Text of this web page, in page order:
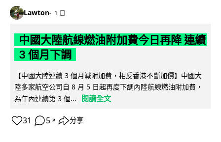
Lawton 1 日
中國大陸航線燃油附加費今日再降 連續
3 個月下調
【中國大陸連續 3 個月減附加費，相反香港不斷加價】中國大
陸多家航空公司自 8 月 5 日起再度下調內陸航線燃油附加費，
為年內連續第 3 個...
閱讀全文
31 5 ↗ 分享